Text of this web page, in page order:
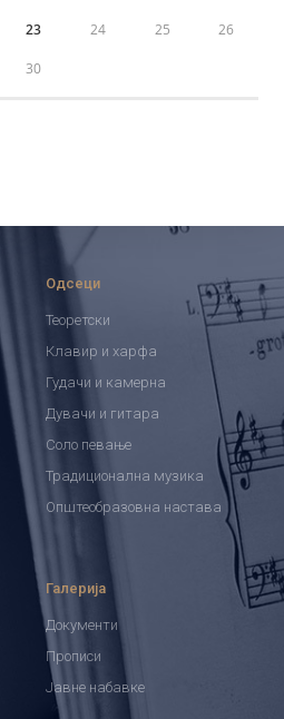
23 24 25 26
30
Одсеци
Теоретски
Клавир и харфа
Гудачи и камерна
Дувачи и гитара
Соло певање
Традиционална музика
Општеобразовна настава
Галерија
Документи
Прописи
Јавне набавке